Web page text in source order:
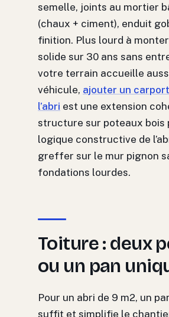
semelle, joints au mortier
(chaux + ciment), enduit
finition. Plus lourd à
solide sur 30 ans sans
votre terrain accueille
véhicule, ajouter un
l’abri est une extension
structure sur poteaux bois
logique constructive de
greffer sur le mur pignon
fondations lourdes.
Toiture : deux
ou un pan
Pour un abri de 9 m2, un
suffit et simplifie le